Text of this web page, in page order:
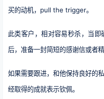
买的动机，pull the trigger。
此类客户，相对容易秒杀，当
后，准备一封简短的感谢信或者
如果需要跟进，和他保持良好的
经取得的成就表示钦佩。